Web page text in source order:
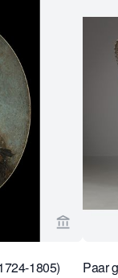
1805)
Paar